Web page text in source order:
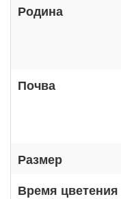
Родина
Почва
Размер
Время цветения